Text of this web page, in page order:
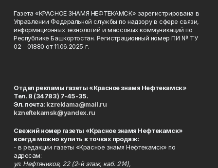
Газета «КРАСНОЕ ЗНАМЯ НЕФТЕКАМСК» зарегистрирована в
Управлении Федеральной службы по надзору в сфере связи,
информационных технологий и массовых коммуникаций по
Республике Башкортостан. Регистрационный номер ПИ № ТУ
02 - 01880 от 11.06.2025 г.
Отдел рекламы газеты «Красное знамя Нефтекамск»
Тел. 8 (34783) 7-45-35.
Эл. почта: kzreklama@mail.ru
kzneftekamsk@yandex.ru
Свежий номер газеты «Красное знамя Нефтекамск»
всегда можно купить в точках продаж:
- в редакции газеты «Красное знамя Нефтекамск» по
адресам:
ул. Нефтяников, 22 (2-й этаж, каб. 214),